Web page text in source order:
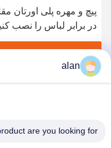
پیچ و مهره پلی اورتان
در برابر لباس را نصب
هزینه کمتری جایگزین آن
کنید
بهترین قیمت رو بدست
alan
are you looking for?